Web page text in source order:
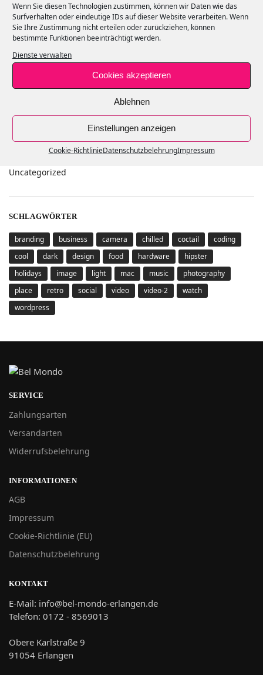
Wenn Sie diesen Technologien zustimmen, können wir Daten wie das
Surfverhalten oder eindeutige IDs auf dieser Website verarbeiten. Wenn
Sie Ihre Zustimmung nicht erteilen oder zurückziehen, können
bestimmte Funktionen beeinträchtigt werden.
Dienste verwalten
Cookies akzeptieren
Ablehnen
Einstellungen anzeigen
Cookie-RichtlinieDatenschutzbelehrungImpressum
ARCHIV
November 2013
August 2013
Juli 2013
April 2013
KATEGORIEN
Uncategorized
SCHLAGWÖRTER
branding business camera chilled coctail
coding
cool
dark design food hardware
hipster
holidays
image light mac music
photography
place
retro social video video-2
watch
wordpress
SERVICE
Zahlungsarten
Versandarten
Widerrufsbelehrung
INFORMATIONEN
AGB
Impressum
Cookie-Richtlinie (EU)
Datenschutzbelehrung
KONTAKT
E-Mail: info@bel-mondo-erlangen.de
Telefon: 0172 - 8569013
Obere Karlstraße 9
91054 Erlangen